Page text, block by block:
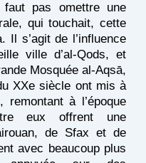
pas omettre une
qui touchait, cette
Il s’agit de l’influence
ville d’al-Qods, et
Mosquée al-Aqsā,
XXe siècle ont mis à
à l’époque
eux offrent une
de Sfax et de
avec beaucoup plus